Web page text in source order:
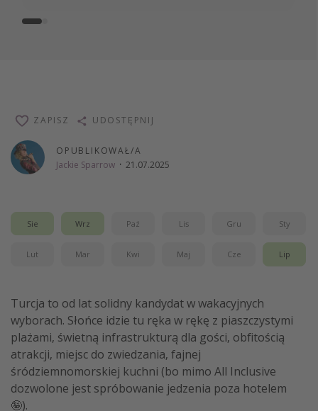
OPUBLIKOWAŁ/A
Jackie Sparrow · 21.07.2025
ZAPISZ UDOSTĘPNIJ
Sie Wrz Paź Lis Gru Sty
Lut Mar Kwi Maj Cze Lip
Turcja to od lat solidny kandydat w wakacyjnych
wyborach. Słońce idzie tu ręka w rękę z piaszczystymi
plażami, świetną infrastrukturą dla gości, obfitością
atrakcji, miejsc do zwiedzania, fajnej
śródziemnomorskiej kuchni (bo mimo All Inclusive
dozwolone jest spróbowanie jedzenia poza hotelem
🤪).